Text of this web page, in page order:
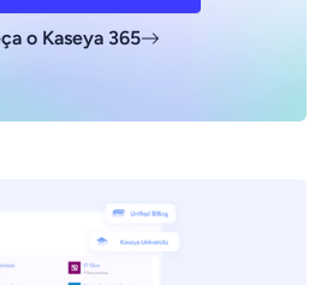
o Kaseya 365